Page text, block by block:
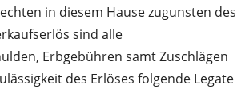
in diesem Hause zugunsten des
sind alle
Erbgebühren samt Zuschlägen
des Erlöses folgende Legate